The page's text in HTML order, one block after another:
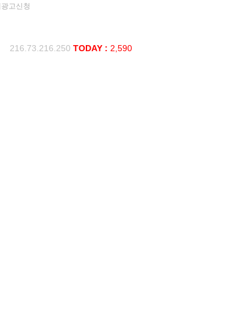
광고신청
216.73.216.250 TODAY : 2,590